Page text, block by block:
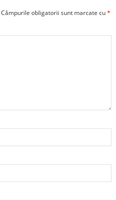
Câmpurile obligatorii sunt marcate cu*